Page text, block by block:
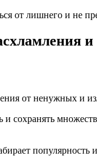
от лишнего и не
от ненужных и
сохранять